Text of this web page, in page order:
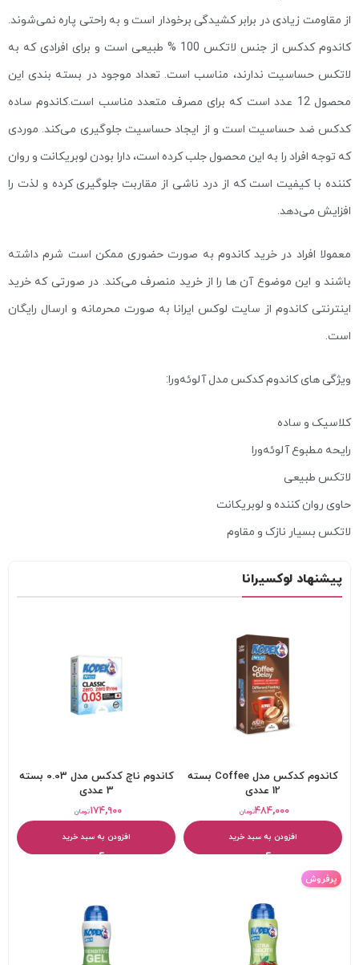
از مقاومت زیادی در برابر کشیدگی برخودار است و به راحتی پاره نمی‌شوند.
کاندوم کدکس از جنس لاتکس 100 % طبیعی است و برای افرادی که به
لاتکس حساسیت ندارند، مناسب است. تعداد موجود در بسته بندی این
محصول 12 عدد است که برای مصرف متعدد مناسب است.کاندوم ساده
کدکس ضد حساسیت است و از ایجاد حساسیت جلوگیری می‌کند. موردی
که توجه افراد را به این محصول جلب کرده است، دارا بودن لوبریکانت و روان
کننده با کیفیت است که از درد ناشی از مقاربت جلوگیری کرده و لذت را
افزایش می‌دهد.
معمولا افراد در خرید کاندوم به صورت حضوری ممکن است شرم داشته
باشند و این موضوع آن ها را از خرید منصرف می‌کند. در صورتی که خرید
اینترنتی کاندوم از سایت لوکس ایرانا به صورت محرمانه و ارسال رایگان
است.
ویژگی های کاندوم کدکس مدل آلوئه‌ورا:
کلاسیک و ساده
رایحه مطبوع آلوئه‌ورا
لاتکس طبیعی
حاوی روان کننده و لوبریکانت
لاتکس بسیار نازک و مقاوم
پیشنهاد لوکسیرانا
کاندوم کدکس مدل Coffee بسته
12 عددی
تومان۴۸۴,۰۰۰
افزودن به سبد خرید
کاندوم ناچ کدکس مدل 0.03 بسته
3 عددی
تومان۱۷۴,۹۰۰
افزودن به سبد خرید
پرفروش